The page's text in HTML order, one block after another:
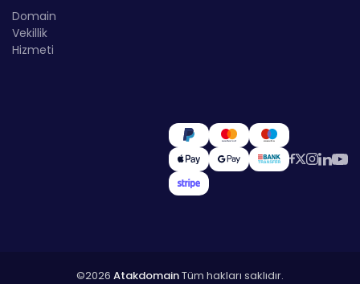
Domain
Vekillik
Hizmeti
©2026 AtakdomainTüm hakları saklıdır.